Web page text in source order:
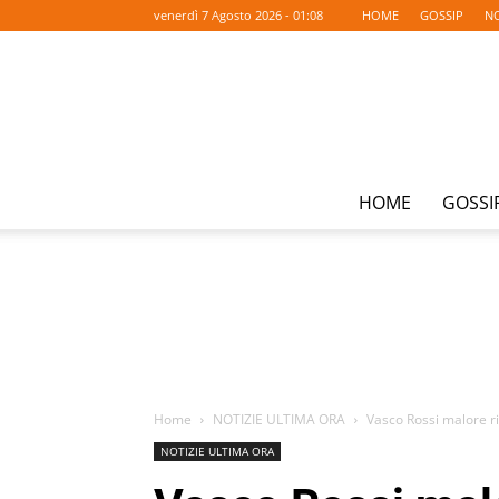
venerdì 7 Agosto 2026 - 01:08 HOME GOSSIP
HOME
Home NOTIZIE ULTIMA ORA Vasco Rossi malore
NOTIZIE ULTIMA ORA